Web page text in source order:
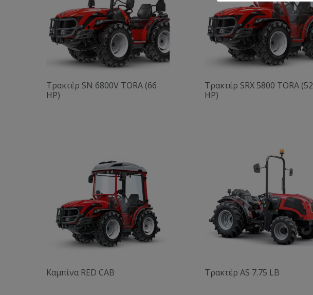
Τρακτέρ SN 6800V TORA (66
HP)
Τρακτέρ SRX 5800 TORA (52
HP)
Καμπίνα RED CAB Τρακτέρ AS 7.75 LB